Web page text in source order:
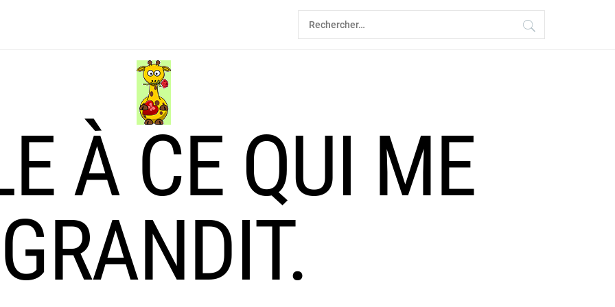
Rechercher :
À CE QUI ME
GRANDIT.